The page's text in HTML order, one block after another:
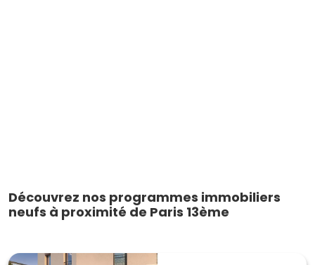
Découvrez nos programmes immobiliers
neufs à proximité de Paris 13ème